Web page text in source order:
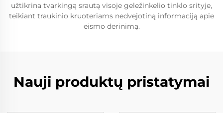
užtikrina tvarkingą srautą visoje geležinkelio tinklo srityje,
teikiant traukinio kruoteriams nedvejotiną informaciją apie
eismo derinimą.
Nauji produktų pristatymai